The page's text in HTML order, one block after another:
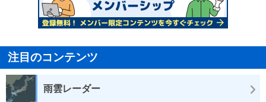
注目のコンテンツ
雨雲レーダー